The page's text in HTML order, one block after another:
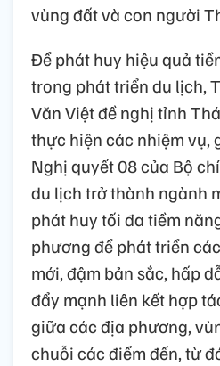
vùng đất và con người
Để phát huy hiệu quả
trong phát triển du lịch,
Văn Việt đề nghị tỉnh
thực hiện các nhiệm vụ,
Nghị quyết 08 của Bộ
du lịch trở thành ngành
phát huy tối đa tiềm
phương để phát triển
mới, đậm bản sắc, hấp
đẩy mạnh liên kết hợp
giữa các địa phương,
chuỗi các điểm đến, từ